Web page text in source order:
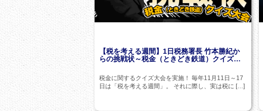
【税を考える週間】1日税務署長 竹本勝紀か
らの挑戦状～税金（ときどき鉄道）クイズ…
税金に関するクイズ大会を実施！ 毎年11月11日～17
日は「税を考える週間」。 それに際し、実は税に […]